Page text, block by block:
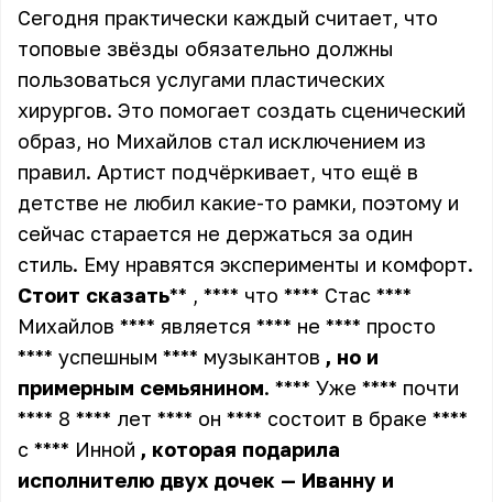
Сегодня практически каждый считает, что
топовые звёзды обязательно должны
пользоваться услугами пластических
хирургов. Это помогает создать сценический
образ, но Михайлов стал исключением из
правил. Артист подчёркивает, что ещё в
детстве не любил какие-то рамки, поэтому и
сейчас старается не держаться за один
стиль. Ему нравятся эксперименты и комфорт.
Стоит сказать** , **** что **** Стас ****
Михайлов **** является **** не **** просто
**** успешным **** музыкантов , но и
примерным семьянином. **** Уже **** почти
**** 8 **** лет **** он **** состоит в браке ****
с **** Инной , которая подарила
исполнителю двух дочек — Иванну и